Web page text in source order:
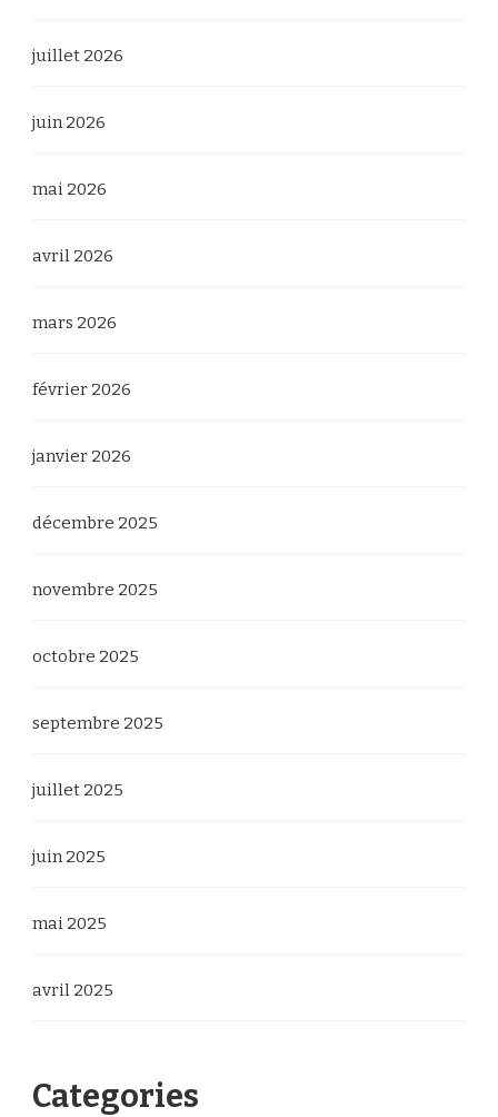
juillet 2026
juin 2026
mai 2026
avril 2026
mars 2026
février 2026
janvier 2026
décembre 2025
novembre 2025
octobre 2025
septembre 2025
juillet 2025
juin 2025
mai 2025
avril 2025
Categories